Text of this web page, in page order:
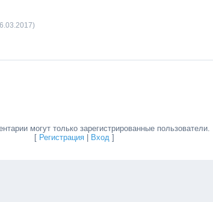
могут только зарегистрированные пользователи.
[ Регистрация Вход ]